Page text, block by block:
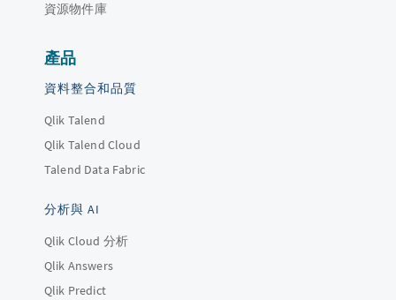
資源物件庫
產品
資料整合和品質
Qlik Talend
Qlik Talend Cloud
Talend Data Fabric
分析與 AI
Qlik Cloud 分析
Qlik Answers
Qlik Predict